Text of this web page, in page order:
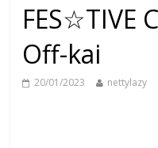
FES☆TIVE
Off-kai
20/01/2023 nettylazy